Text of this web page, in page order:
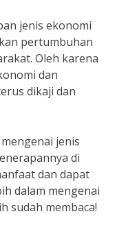
jenis ekonomi
pertumbuhan
Oleh karena
dan
dikaji dan
jenis
di
dan dapat
dalam mengenai
sudah membaca!